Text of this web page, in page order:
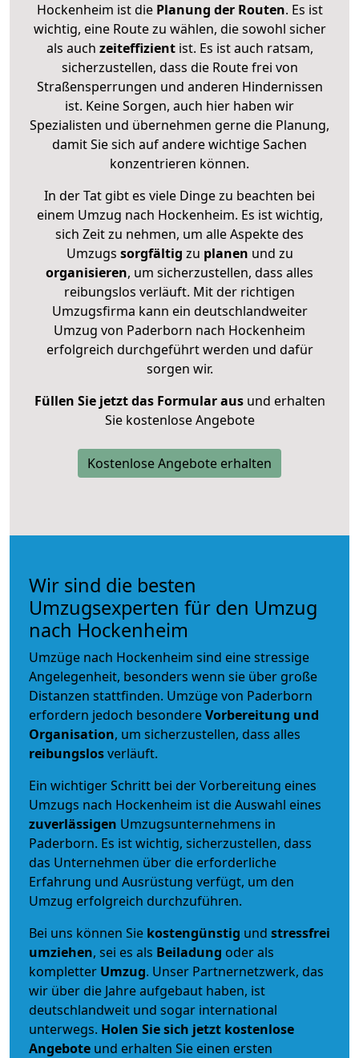
Hockenheim ist diePlanung der Routen. Es ist
wichtig, eine Route zu wählen, die sowohl sicher
als auch zeiteffizientist. Es ist auch ratsam,
sicherzustellen, dass die Route frei von
Straßensperrungen und anderen Hindernissen
ist. Keine Sorgen, auch hier haben wir
Spezialisten und übernehmen gerne die Planung,
damit Sie sich auf andere wichtige Sachen
konzentrieren können.
In der Tat gibt es viele Dinge zu beachten bei
einem Umzug nach Hockenheim. Es ist wichtig,
sich Zeit zu nehmen, um alle Aspekte des
Umzugs sorgfältig zu planen und zu
organisieren, um sicherzustellen, dass alles
reibungslos verläuft. Mit der richtigen
Umzugsfirma kann ein deutschlandweiter
Umzug von Paderborn nach Hockenheim
erfolgreich durchgeführt werden und dafür
sorgen wir.
Füllen Sie jetzt das Formular ausund erhalten
Sie kostenlose Angebote
Kostenlose Angebote erhalten
Wir sind die besten
Umzugsexperten für den Umzug
nach Hockenheim
Umzüge nach Hockenheim sind eine stressige
Angelegenheit, besonders wenn sie über große
Distanzen stattfinden. Umzüge von Paderborn
erfordern jedoch besondereVorbereitung und
Organisation, um sicherzustellen, dass alles
reibungslosverläuft.
Ein wichtiger Schritt bei der Vorbereitung eines
Umzugs nach Hockenheim ist die Auswahl eines
zuverlässigen Umzugsunternehmens in
Paderborn. Es ist wichtig, sicherzustellen, dass
das Unternehmen über die erforderliche
Erfahrung und Ausrüstung verfügt, um den
Umzug erfolgreich durchzuführen.
Bei uns können Sie kostengünstig und stressfrei
umziehen, sei es als Beiladung oder als
kompletter Umzug. Unser Partnernetzwerk, das
wir über die Jahre aufgebaut haben, ist
deutschlandweit und sogar international
unterwegs. Holen Sie sich jetzt kostenlose
Angebote und erhalten Sie einen ersten